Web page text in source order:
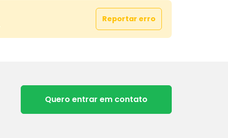
Reportar erro
Quero entrar em contato